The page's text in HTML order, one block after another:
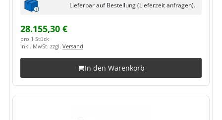
Lieferbar auf Bestellung (Lieferzeit anfragen).
28.155,30 €
pro 1 Stück
inkl. MwSt. zzgl. Versand
In den Warenkorb